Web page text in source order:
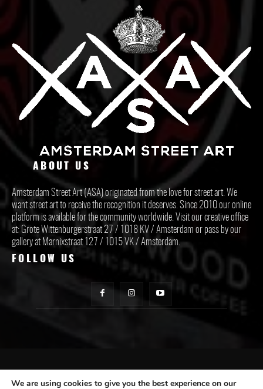
ABOUT US
Amsterdam Street Art (ASA) originated from the love for street art. We
want street art to receive the recognition it deserves. Since 2010 our online
platform is available for the community worldwide. Visit our creative office
at: Grote Wittenburgerstraat 27 / 1018 KV / Amsterdam or pass by our
gallery at Marnixstraat 127 / 1015 VK / Amsterdam.
FOLLOW US
CONTACT ASA
We are using cookies to give you the best experience on our